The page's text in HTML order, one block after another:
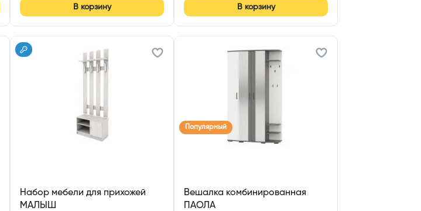
В корзину В корзину
Набор мебели для прихожей
МАЛЫШ
Популярный
Вешалка комбинированная
ПАОЛА